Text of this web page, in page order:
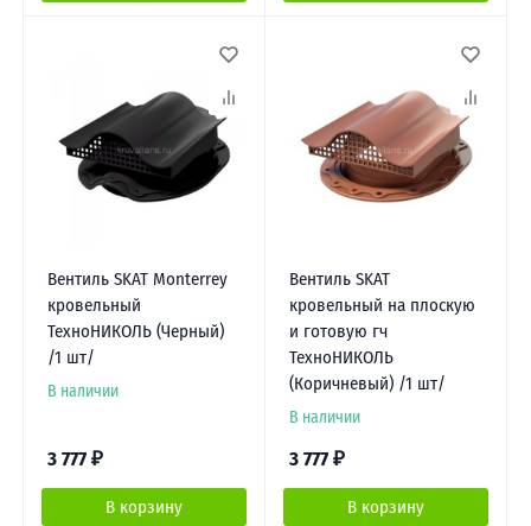
Вентиль SKAT Monterrey
кровельный
ТехноНИКОЛЬ (Черный)
/1 шт/
В наличии
3 777 ₽
В корзину
Вентиль SKAT
кровельный на плоскую
и готовую гч
ТехноНИКОЛЬ
(Коричневый) /1 шт/
В наличии
3 777 ₽
В корзину